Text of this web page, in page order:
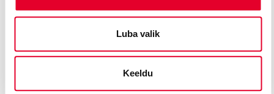
Luba valik
Keeldu